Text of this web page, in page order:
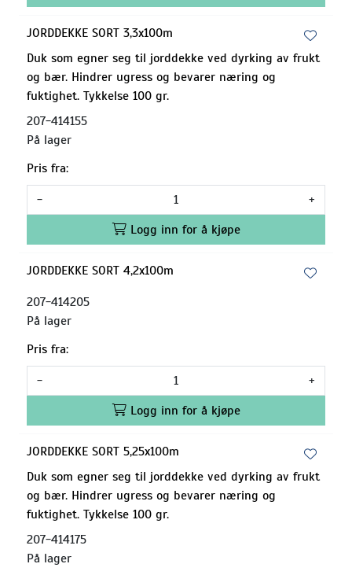
JORDDEKKE SORT 3,3x100m
Duk som egner seg til jorddekke ved dyrking av frukt
og bær. Hindrer ugress og bevarer næring og
fuktighet. Tykkelse 100 gr.
207-414155
På lager
Pris fra:
-
+
Logg inn for å kjøpe
JORDDEKKE SORT 4,2x100m
207-414205
På lager
Pris fra:
-
+
Logg inn for å kjøpe
JORDDEKKE SORT 5,25x100m
Duk som egner seg til jorddekke ved dyrking av frukt
og bær. Hindrer ugress og bevarer næring og
fuktighet. Tykkelse 100 gr.
207-414175
På lager